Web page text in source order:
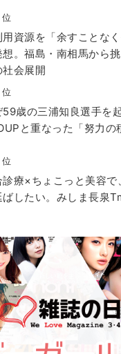
位
用資源を「余すことな
想。福島・南相馬から
社会展開​
位
59歳の三浦知良選手を
と重なった「努力の
位
診療×ちょこっと美容で
ばしたい。みしま長泉